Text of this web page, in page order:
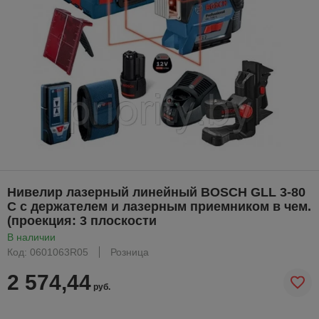
Нивелир лазерный линейный BOSCH GLL 3-80
C с держателем и лазерным приемником в чем.
(проекция: 3 плоскости
В наличии
Код: 0601063R05
Розница
2 574,44 руб.